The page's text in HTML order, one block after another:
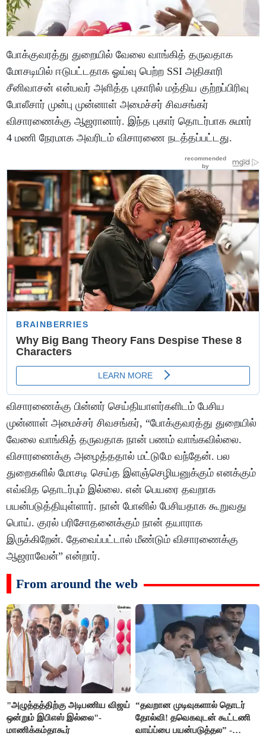
போக்குவரத்து துறையில் வேலை வாங்கித் தருவதாக
மோசடியில் ஈடுபட்டதாக ஓய்வு பெற்ற SSI அதிகாரி
சீனிவாசன் என்பவர் அளித்த புகாரில் மத்திய குற்றப்பிரிவு
போலீசார் முன்பு முன்னாள் அமைச்சர் சிவசங்கர்
விசாரணைக்கு ஆஜரானார். இந்த புகார் தொடர்பாக சுமார்
4 மணி நேரமாக அவரிடம் விசாரணை நடத்தப்பட்டது.
விசாரணைக்கு பின்னர் செய்தியாளர்களிடம் பேசிய
முன்னாள் அமைச்சர் சிவசங்கர், “போக்குவரத்து துறையில்
வேலை வாங்கித் தருவதாக நான் பணம் வாங்கவில்லை.
விசாரணைக்கு அழைத்ததால் மட்டுமே வந்தேன். பல
துறைகளில் மோசடி செய்த இளஞ்செழியனுக்கும் எனக்கும்
எவ்வித தொடர்பும் இல்லை. என் பெயரை தவறாக
பயன்படுத்தியுள்ளார். நான் போனில் பேசியதாக கூறுவது
பொய். குரல் பரிசோதனைக்கும் நான் தயாராக
இருக்கிறேன். தேவைப்பட்டால் மீண்டும் விசாரணைக்கு
ஆஜராவேன்” என்றார்.
From around the web
"அழுத்தத்திற்கு அடிபணிய விஜய்
ஒன்றும் இபிஎஸ் இல்லை"-
மாணிக்கம்தாகூர்
“தவறான முடிவுகளால் தொடர்
தோல்வி! தவெகவுடன் கூட்டணி
வாய்ப்பை பயன்படுத்தல” -